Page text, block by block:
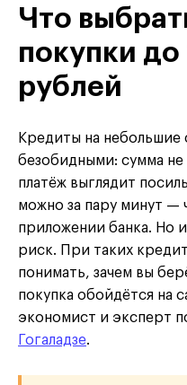
Что
покупки
рублей
Кредиты на небольшие
безобидными: сумма не
платёж выглядит
можно за пару минут —
приложении банка. Но
риск. При таких
понимать, зачем вы
покупка обойдётся на
экономист и эксперт
Гогаладзе.